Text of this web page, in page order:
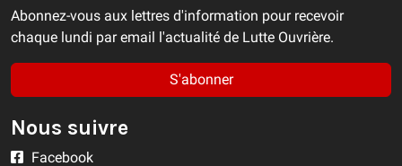
Abonnez-vous aux lettres d'information pour recevoir
chaque lundi par email l'actualité de Lutte Ouvrière.
S'abonner
Nous suivre
Facebook